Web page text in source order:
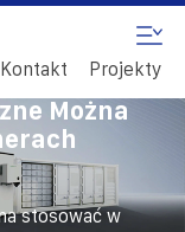
Kontakt Projekty
Można
stosować w